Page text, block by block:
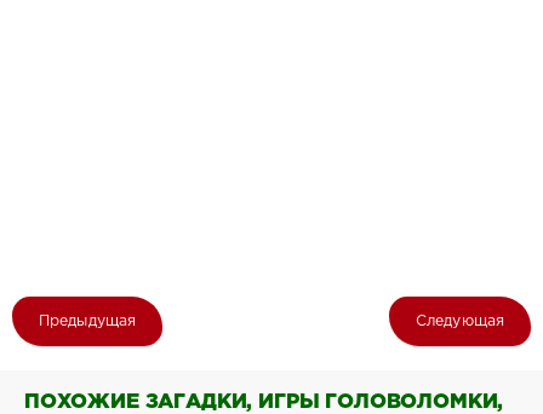
Предыдущая Следующая
ПОХОЖИЕ ЗАГАДКИ, ИГРЫ ГОЛОВОЛОМКИ,